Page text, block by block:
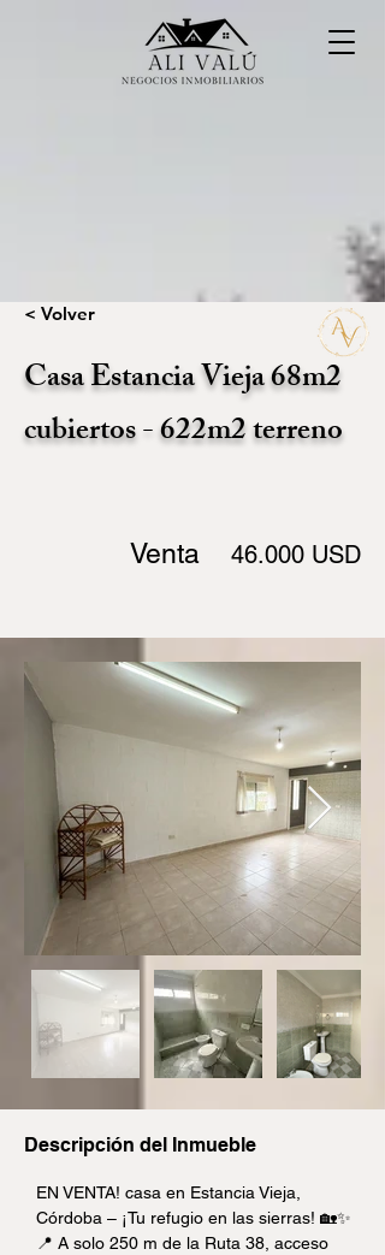
< Volver
Casa Estancia Vieja 68m2
cubiertos - 622m2 terreno
Venta 46.000 USD
Descripción del Inmueble
EN VENTA! casa en Estancia Vieja,
Córdoba – ¡Tu refugio en las sierras! 🏡✨
📍 A solo 250 m de la Ruta 38, acceso